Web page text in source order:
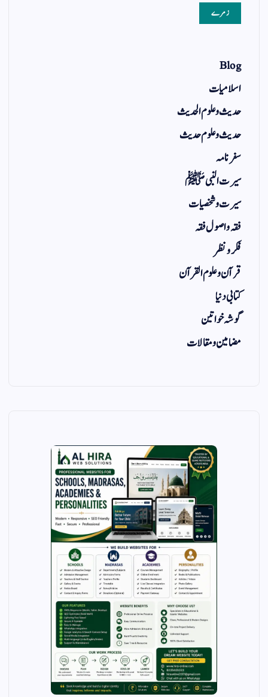
زمرے
Blog
اسلامیات
حدیث و علوم الحدیث
حدیث و علوم حدیث
سفر نامہ
سیرت النبی ﷺ
سیرت و شخصیات
فقہ و اصول فقہ
فکر و نظر
قرآن و علوم القرآن
کتابی دنیا
گوشہ خواتین
مضامین و مقالات